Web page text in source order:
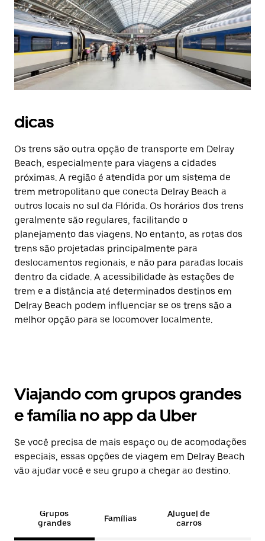
dicas
Os trens são outra opção de transporte em Delray
Beach, especialmente para viagens a cidades
próximas. A região é atendida por um sistema de
trem metropolitano que conecta Delray Beach a
outros locais no sul da Flórida. Os horários dos trens
geralmente são regulares, facilitando o
planejamento das viagens. No entanto, as rotas dos
trens são projetadas principalmente para
deslocamentos regionais, e não para paradas locais
dentro da cidade. A acessibilidade às estações de
trem e a distância até determinados destinos em
Delray Beach podem influenciar se os trens são a
melhor opção para se locomover localmente.
Viajando com grupos grandes
e família no app da Uber
Se você precisa de mais espaço ou de acomodações
especiais, essas opções de viagem em Delray Beach
vão ajudar você e seu grupo a chegar ao destino.
Grupos
grandes
Famílias
Aluguel de
carros